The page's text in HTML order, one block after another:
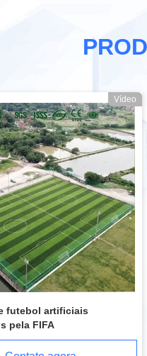
Vídeo
futebol artificiais
pela FIFA